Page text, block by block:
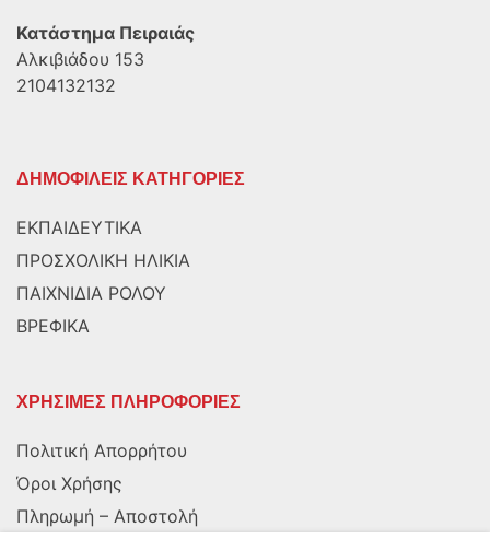
Κατάστημα Πειραιάς
Αλκιβιάδου 153
2104132132
ΔΗΜΟΦΙΛΕΙΣ ΚΑΤΗΓΟΡΙΕΣ
ΕΚΠΑΙΔΕΥΤΙΚΑ
ΠΡΟΣΧΟΛΙΚΗ ΗΛΙΚΙΑ
ΠΑΙΧΝΙΔΙΑ ΡΟΛΟΥ
ΒΡΕΦΙΚΑ
ΧΡΗΣΙΜΕΣ ΠΛΗΡΟΦΟΡΙΕΣ
Πολιτική Απορρήτου
Όροι Χρήσης
Πληρωμή – Αποστολή